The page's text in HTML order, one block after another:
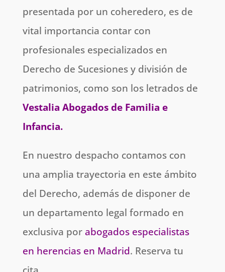
presentada por un coheredero, es de
vital importancia contar con
profesionales especializados en
Derecho de Sucesiones y división de
patrimonios, como son los letrados de
Vestalia Abogados de Familia e
Infancia.
En nuestro despacho contamos con
una amplia trayectoria en este ámbito
del Derecho, además de disponer de
un departamento legal formado en
exclusiva porabogados especialistas
en herencias en Madrid. Reserva tu